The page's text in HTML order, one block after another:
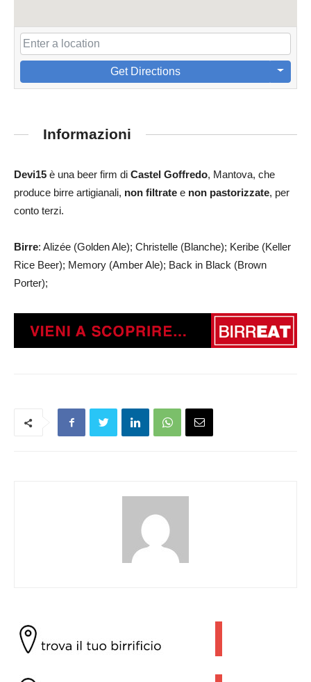
Get Directions
Informazioni
Devi15 è una beer firm di Castel Goffredo, Mantova, che
produce birre artigianali, non filtrate e non pastorizzate, per
conto terzi.
Birre: Alizée (Golden Ale); Christelle (Blanche); Keribe (Keller
Rice Beer); Memory (Amber Ale); Back in Black (Brown
Porter);